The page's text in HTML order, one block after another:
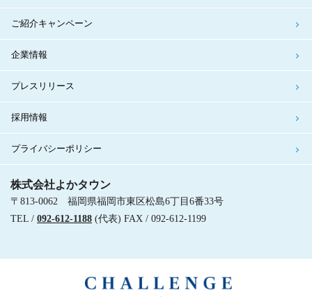
ご紹介キャンペーン
企業情報
プレスリリース
採用情報
プライバシーポリシー
株式会社よかタウン
〒813-0062 福岡県福岡市東区松島6丁目6番33号
TEL / 092-612-1188 (代表) FAX / 092-612-1199